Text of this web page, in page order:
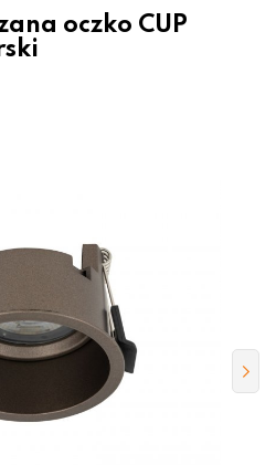
oczko CUP